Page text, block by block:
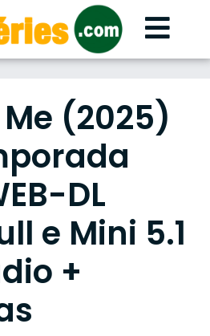
(2025)
DL
e Mini 5.1
+